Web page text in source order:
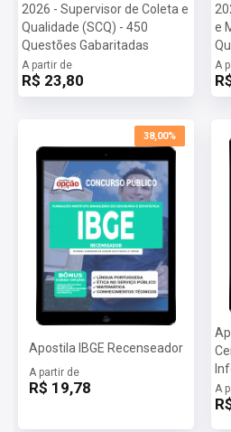
2026 - Supervisor de Coleta e
Qualidade (SCQ) - 450
Questões Gabaritadas
A partir de
R$ 23,80
e
A
38,00%
Apostila IBGE Recenseador
A partir de
R$ 19,78 A